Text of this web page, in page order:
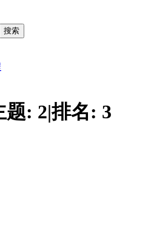
搜索
题: 2|排名: 3